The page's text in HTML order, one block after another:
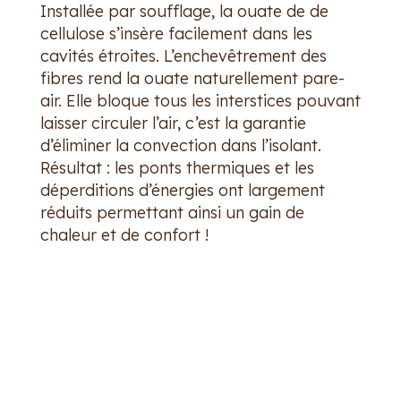
Installée par soufflage, la ouate de de
cellulose s’insère facilement dans les
cavités étroites. L’enchevêtrement des
fibres rend la ouate naturellement pare-
air. Elle bloque tous les interstices pouvant
laisser circuler l’air, c’est la garantie
d’éliminer la convection dans l’isolant.
Résultat : les ponts thermiques et les
déperditions d’énergies ont largement
réduits permettant ainsi un gain de
chaleur et de confort !